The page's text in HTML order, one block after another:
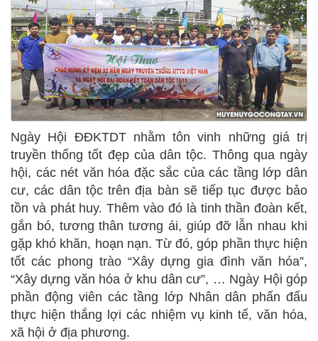
Ngày Hội ĐĐKTDT nhằm tôn vinh những giá trị
truyền thống tốt đẹp của dân tộc. Thông qua ngày
hội, các nét văn hóa đặc sắc của các tầng lớp dân
cư, các dân tộc trên địa bàn sẽ tiếp tục được bảo
tồn và phát huy. Thêm vào đó là tinh thần đoàn kết,
gắn bó, tương thân tương ái, giúp đỡ lẫn nhau khi
gặp khó khăn, hoạn nạn. Từ đó, góp phần thực hiện
tốt các phong trào “Xây dựng gia đình văn hóa”,
“Xây dựng văn hóa ở khu dân cư”, … Ngày Hội góp
phần động viên các tầng lớp Nhân dân phấn đấu
thực hiện thắng lợi các nhiệm vụ kinh tế, văn hóa,
xã hội ở địa phương.